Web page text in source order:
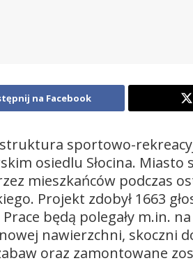
na Facebook
sportowo-
osiedlu Słocina.
mieszkańców podczas
Projekt zdobył 1663
Prace będą polegały m.in.
nawierzchni, skoczni
oraz zamontowane